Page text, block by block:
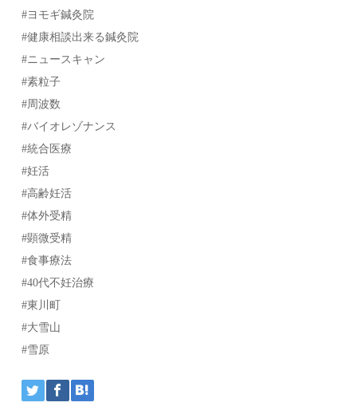
#ヨモギ鍼灸院
#健康相談出来る鍼灸院
#ニュースキャン
#素粒子
#周波数
#バイオレゾナンス
#統合医療
#妊活
#高齢妊活
#体外受精
#顕微受精
#食事療法
#40代不妊治療
#東川町
#大雪山
#雪原